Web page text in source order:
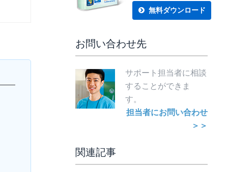
無料ダウンロード
お問い合わせ先
サポート担当者に相談
することができま
す。
担当者にお問い合わせ
＞＞
関連記事